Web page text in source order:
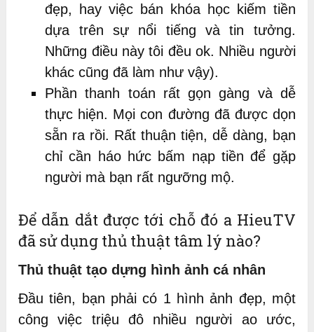
đẹp, hay việc bán khóa học kiếm tiền
dựa trên sự nổi tiếng và tin tưởng.
Những điều này tôi đều ok. Nhiều người
khác cũng đã làm như vậy).
Phần thanh toán rất gọn gàng và dễ
thực hiện. Mọi con đường đã được dọn
sẵn ra rồi. Rất thuận tiện, dễ dàng, bạn
chỉ cần háo hức bấm nạp tiền để gặp
người mà bạn rất ngưỡng mộ.
Để dẫn dắt được tới chỗ đó a HieuTV
đã sử dụng thủ thuật tâm lý nào?
Thủ thuật tạo dựng hình ảnh cá nhân
Đầu tiên, bạn phải có 1 hình ảnh đẹp, một
công việc triệu đô nhiều người ao ước,